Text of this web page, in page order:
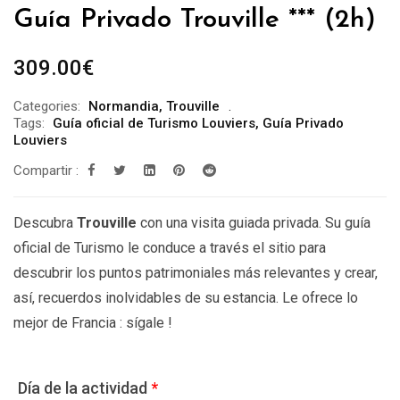
Guía Privado Trouville *** (2h)
309.00€
Categories: Normandia, Trouville
Tags:
Guía oficial de Turismo Louviers, Guía Privado
Louviers
Compartir :
Descubra Trouville con una visita guiada privada. Su guía
oficial de Turismo le conduce a través el sitio para
descubrir los puntos patrimoniales más relevantes y crear,
así, recuerdos inolvidables de su estancia. Le ofrece lo
mejor de Francia : sígale !
Día de la actividad *